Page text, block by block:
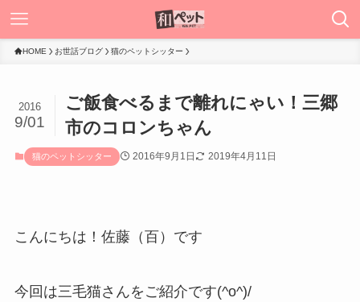
HOME お世話ブログ 猫のペットシッター
ご飯食べるまで離れにゃい！三郷
市のコロンちゃん
2016
9/01
猫のペットシッター 2016年9月1日 2019年4月11日
こんにちは！佐藤（百）です
今回は三毛猫さんをご紹介です(^o^)/